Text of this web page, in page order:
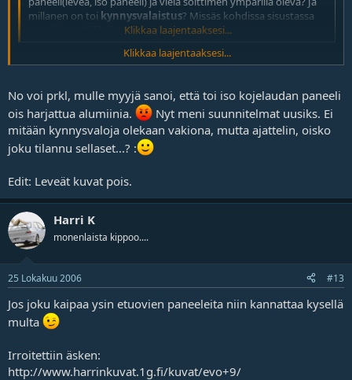
millanen on toi kynnysvalaistus? Missäs kohdissa sisustassa
on vakiona hiilikuitua?Klikkaa laajentaaksesi...
Mittariston ympärillä oleva tausta on tummanharmaa , koelaudan
(kiiltävä tumman harmaa) muuta hiilikuitujäljitelmää ei ole
sisustassa .
Mulla ei ainakaan ole mitään kynnysvaloja??
Kuvassa kameran salamavalo vähän kirkasti tuota mittaritaulun
Klikkaa laajentaaksesi...
No voi prkl, mulle myyjä sanoi, että toi iso kojelaudan paneeli
ois harjattua alumiinia.
Nyt meni suunnitelmat uusiks. Ei
mitään kynnysvaloja olekaan vakiona, mutta ajattelin, oisko
joku tilannu sellaset...? :
Edit: Leveät kuvat pois.
Harri K
monenlaista kippoo....
25 Lokakuu 2006 #13
Jos joku kaipaa ysin etuovien paneeleita niin kannattaa kysellä
multa
Irroitettiin äsken:
http://www.harrinkuvat.1g.fi/kuvat/evo+9/